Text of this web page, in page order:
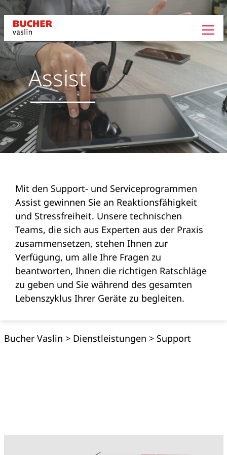
Assist
Mit den Support- und Serviceprogrammen
Assist gewinnen Sie an Reaktionsfähigkeit
und Stressfreiheit. Unsere technischen
Teams, die sich aus Experten aus der Praxis
zusammensetzen, stehen Ihnen zur
Verfügung, um alle Ihre Fragen zu
beantworten, Ihnen die richtigen Ratschläge
zu geben und Sie während des gesamten
Lebenszyklus Ihrer Geräte zu begleiten.
Bucher Vaslin > Dienstleistungen > Support